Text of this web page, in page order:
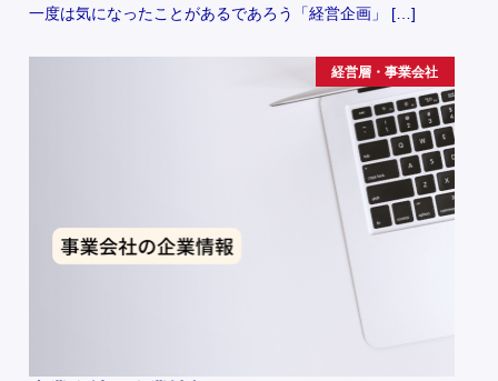
一度は気になったことがあるであろう「経営企画」 […]
経営層・事業会社